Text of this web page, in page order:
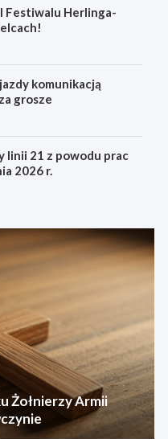
Festiwalu Herlinga-
komunikacją
grosze
linii 21 z powodu prac
2026 r.
Żołnierzy Armii